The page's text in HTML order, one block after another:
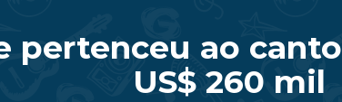
pertenceu ao
US$ 260 mil